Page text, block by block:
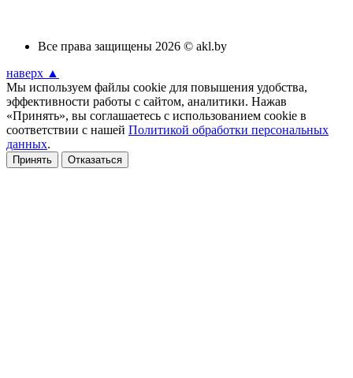
Все права защищены 2026 © akl.by
наверх ▲
Мы используем файлы cookie для повышения удобства,
эффективности работы с сайтом, аналитики. Нажав
«Принять», вы соглашаетесь с использованием cookie в
соответствии с нашей Политикой обработки персональных
данных.
Принять Отказаться